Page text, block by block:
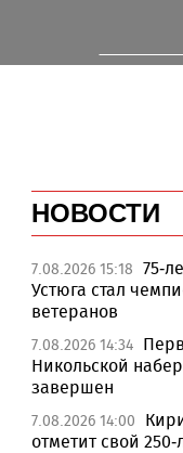
НОВОСТИ
7.08.2026 15:18 75-
Устюга стал
ветеранов
7.08.2026 14:34
Никольской
завершен
7.08.2026 14:00
отметит свой